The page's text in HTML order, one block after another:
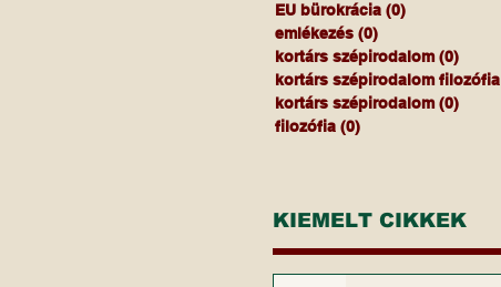
EU bürokrácia (0)
emlékezés (0)
kortárs szépirodalom (0)
kortárs szépirodalom filozófia
kortárs szépirodalom (0)
filozófia (0)
KIEMELT CIKKEK